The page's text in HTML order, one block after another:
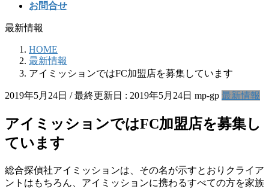
お問合せ
最新情報
HOME
最新情報
アイミッションではFC加盟店を募集しています
2019年5月24日 / 最終更新日 : 2019年5月24日 mp-gp 最新情報
アイミッションではFC加盟店を募集し
ています
総合探偵社アイミッションは、その名が示すとおりクライア
ントはもちろん、アイミッションに携わるすべての方を家族